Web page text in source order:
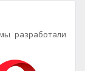
разработали